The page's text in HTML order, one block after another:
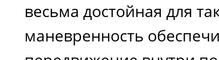
весьма достойная для
маневренность